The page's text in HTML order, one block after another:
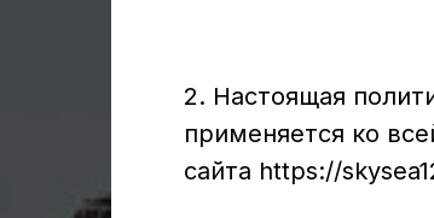
2. Настоящая
применяется ко
сайта https://